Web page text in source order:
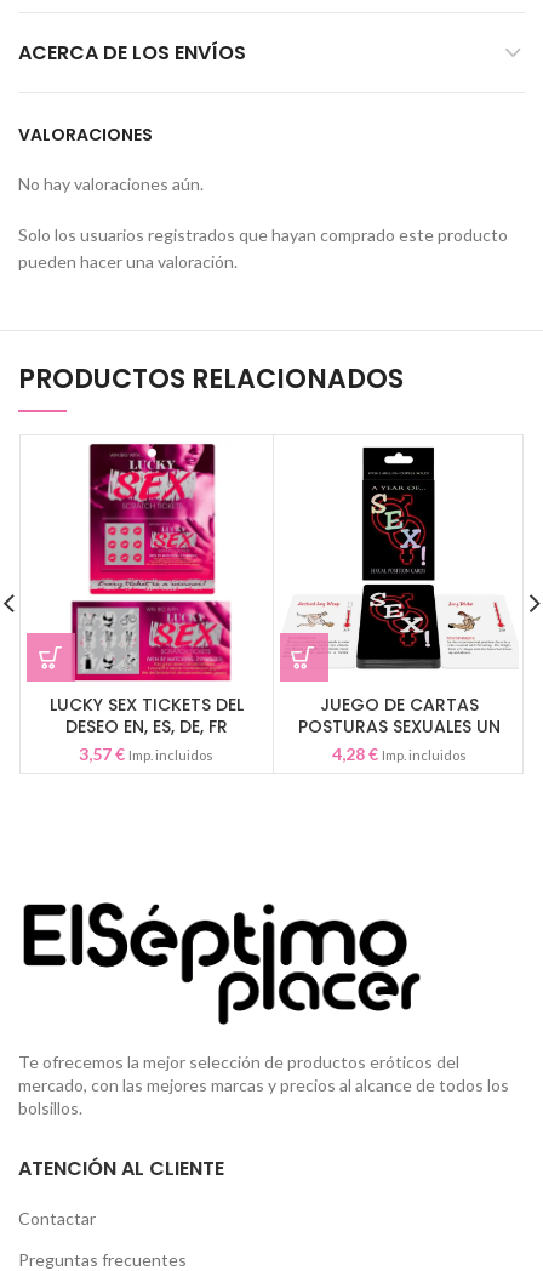
ACERCA DE LOS ENVÍOS
VALORACIONES
No hay valoraciones aún.
Solo los usuarios registrados que hayan comprado este producto
pueden hacer una valoración.
PRODUCTOS RELACIONADOS
LUCKY SEX TICKETS DEL
DESEO EN, ES, DE, FR
3,57€ Imp. incluidos
JUEGO DE CARTAS
POSTURAS SEXUALES UN
AÑO DE…¡SEXO! EN
4,28€ Imp. incluidos
Te ofrecemos la mejor selección de productos eróticos del
mercado, con las mejores marcas y precios al alcance de todos los
bolsillos.
ATENCIÓN AL CLIENTE
Contactar
Preguntas frecuentes